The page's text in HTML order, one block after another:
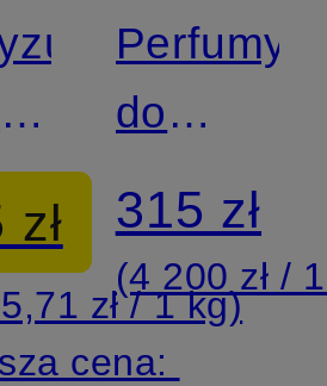
zł
zł / 1 kg)
cena:
Perfumy
do
włosów
315 zł
(4 200 zł /